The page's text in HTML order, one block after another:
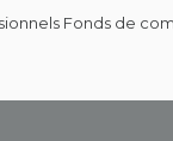
Fonds de